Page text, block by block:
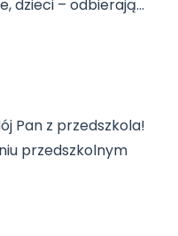
dzieci – odbierają...
Pan z przedszkola!
przedszkolnym